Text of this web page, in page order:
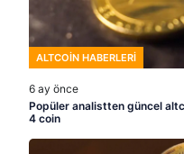
ALTCOIN HABERLERI
6 ay önce
Popüler analistten güncel
4 coin